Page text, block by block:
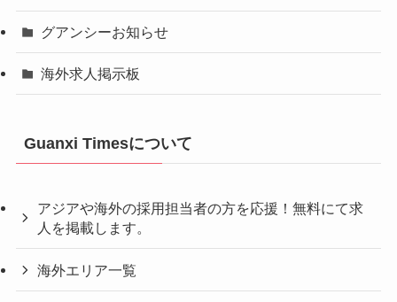
グアンシーお知らせ
海外求人掲示板
Guanxi Timesについて
アジアや海外の採用担当者の方を応援！無料にて求
人を掲載します。
海外エリア一覧